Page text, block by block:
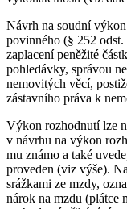
Návrh na soudní
povinného (§ 252
zaplacení peněžité
pohledávky, správou
nemovitých věcí,
zástavního práva k
Výkon rozhodnutí lze
v návrhu na výkon
mu známo a také
proveden (viz výše).
srážkami ze mzdy,
nárok na mzdu (plátce